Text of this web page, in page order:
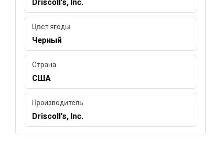
Driscoll's, Inc.
Цвет ягоды
Черный
Страна
США
Производитель
Driscoll's, Inc.